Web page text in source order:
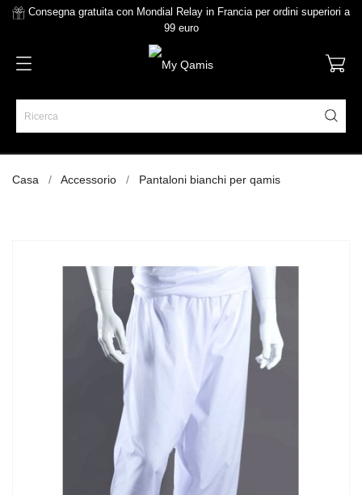
Consegna gratuita con Mondial Relay in Francia per ordini superiori a
99 euro
Casa Accessorio Pantaloni bianchi per qamis